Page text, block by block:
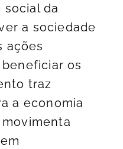
social da
a sociedade
ações
os
traz
a economia